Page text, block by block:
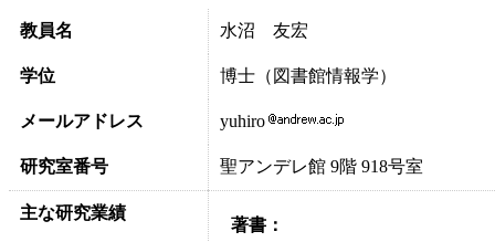
教員名 水沼 友宏
学位 博士（図書館情報学）
メールアドレス yuhiro
研究室番号 聖アンデレ館 9階 918号室
主な研究業績
著書：